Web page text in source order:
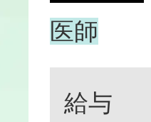
医師
給与